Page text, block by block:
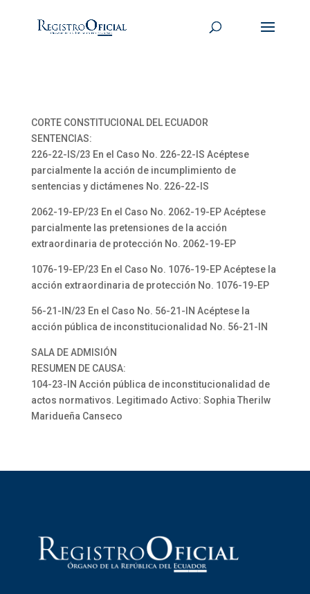
CORTE CONSTITUCIONAL DEL ECUADOR
SENTENCIAS:
226-22-IS/23 En el Caso No. 226-22-IS Acéptese
parcialmente la acción de incumplimiento de
sentencias y dictámenes No. 226-22-IS
2062-19-EP/23 En el Caso No. 2062-19-EP Acéptese
parcialmente las pretensiones de la acción
extraordinaria de protección No. 2062-19-EP
1076-19-EP/23 En el Caso No. 1076-19-EP Acéptese la
acción extraordinaria de protección No. 1076-19-EP
56-21-IN/23 En el Caso No. 56-21-IN Acéptese la
acción pública de inconstitucionalidad No. 56-21-IN
SALA DE ADMISIÓN
RESUMEN DE CAUSA:
104-23-IN Acción pública de inconstitucionalidad de
actos normativos. Legitimado Activo: Sophia Therilw
Maridueña Canseco